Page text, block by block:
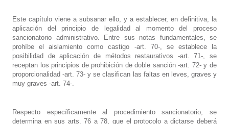
Este capítulo viene a subsanar ello, y a establecer, en definitiva, la
aplicación del principio de legalidad al momento del proceso
sancionatorio administrativo. Entre sus notas fundamentales, se
prohíbe el aislamiento como castigo -art. 70-, se establece la
posibilidad de aplicación de métodos restaurativos -art. 71-, se
receptan los principios de prohibición de doble sanción -art. 72- y de
proporcionalidad -art. 73- y se clasifican las faltas en leves, graves y
muy graves -art. 74-.
Respecto específicamente al procedimiento sancionatorio, se
determina en sus arts. 76 a 78, que el protocolo a dictarse deberá